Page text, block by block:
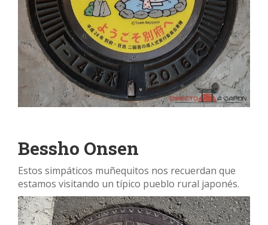
Bessho Onsen
Estos simpáticos muñequitos nos recuerdan que
estamos visitando un típico pueblo rural japonés.